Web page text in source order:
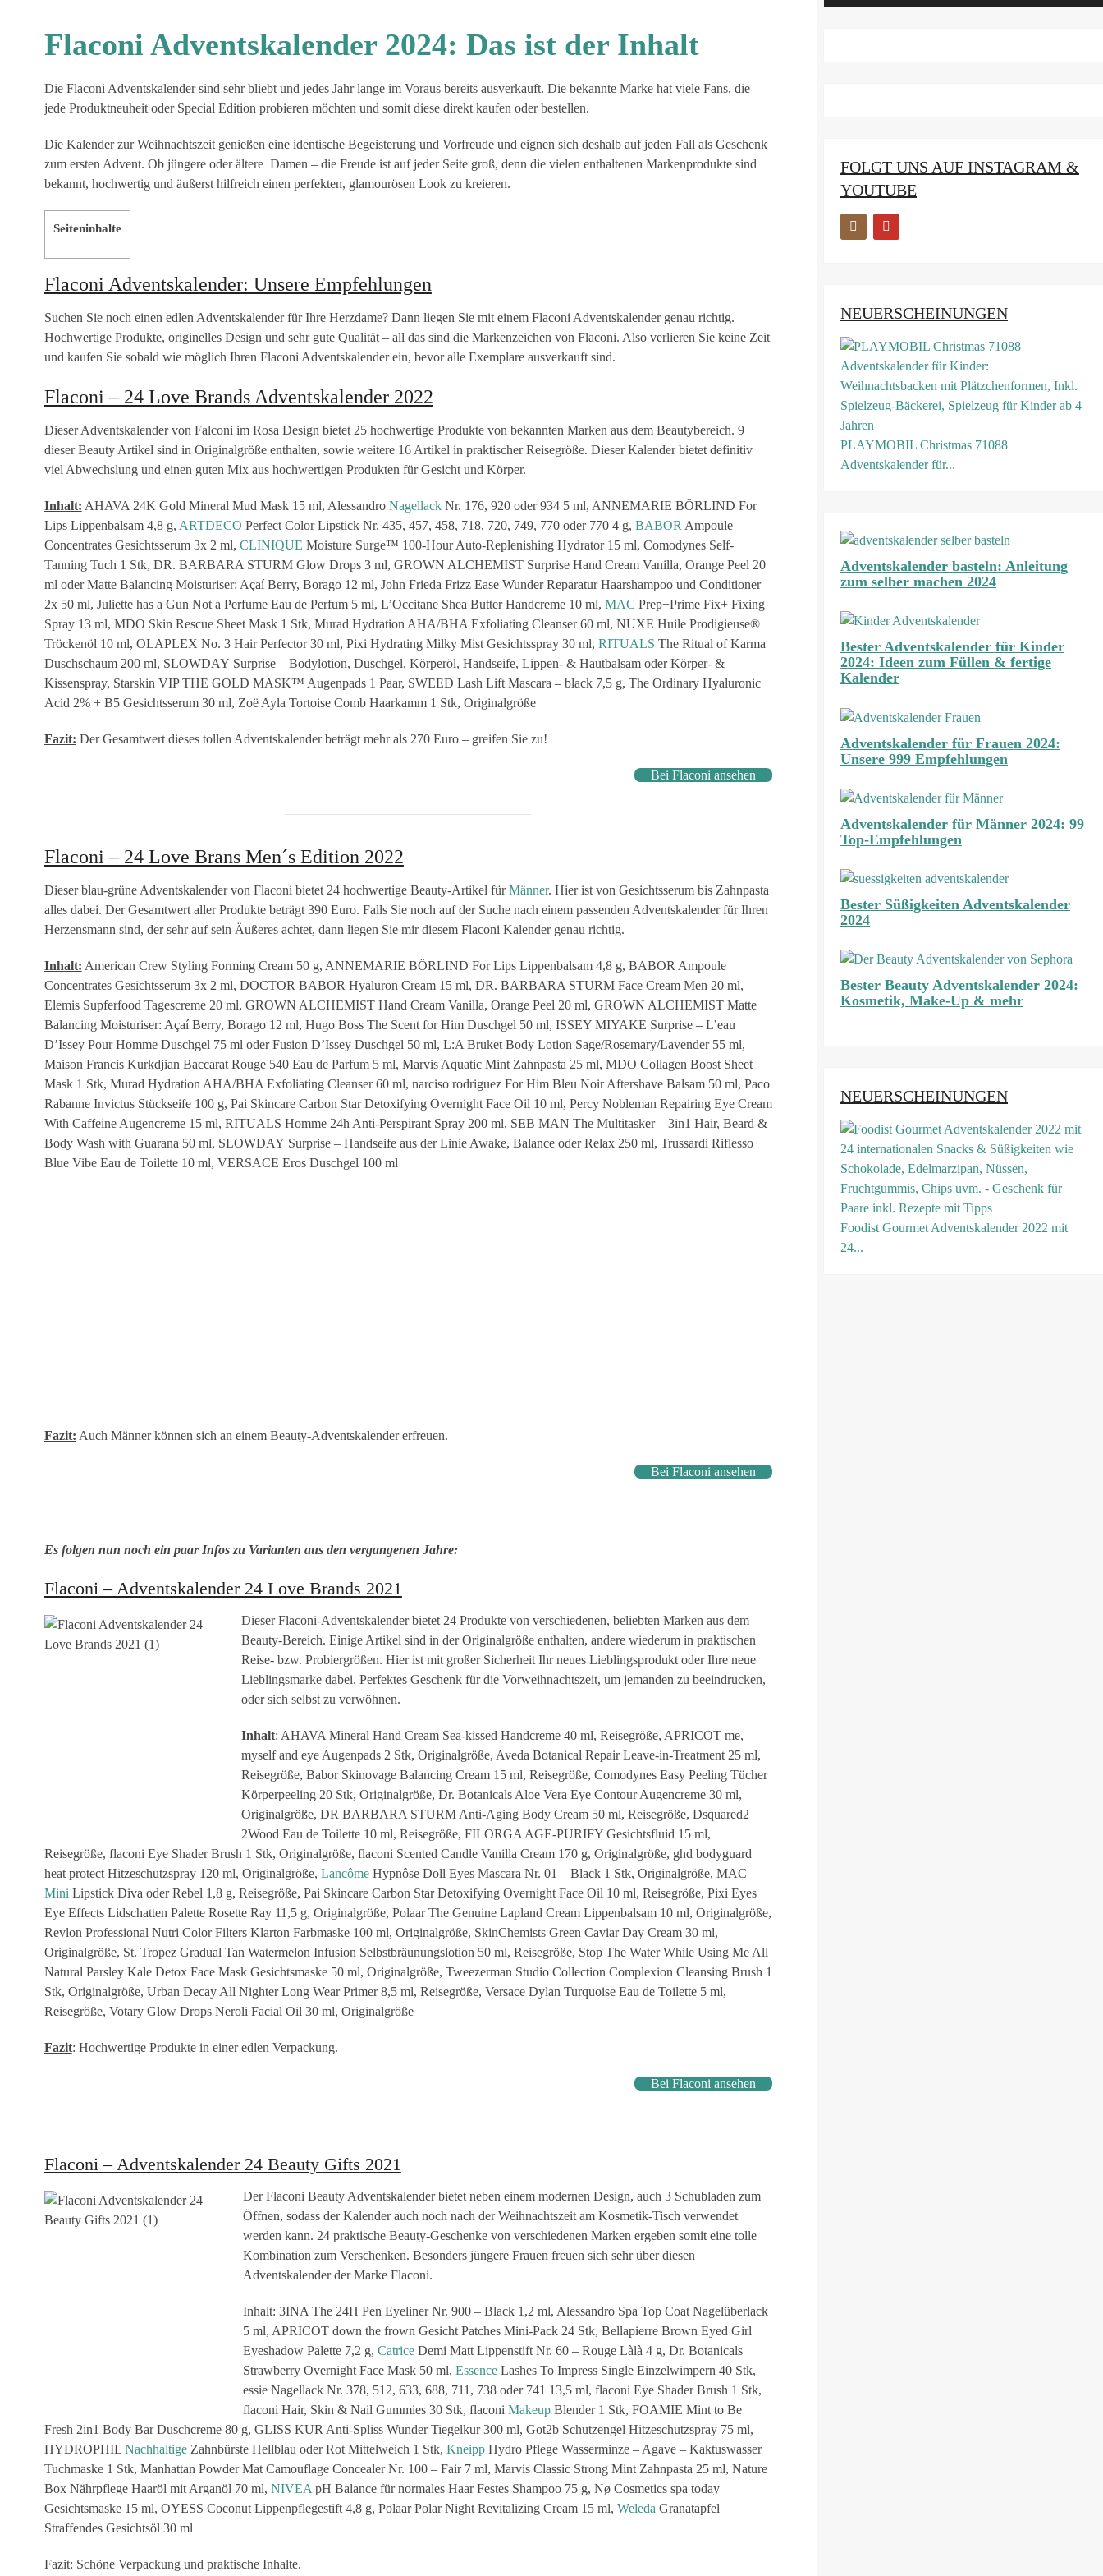
Flaconi Adventskalender 2024: Das ist der Inhalt
Die Flaconi Adventskalender sind sehr bliebt und jedes Jahr lange im Voraus bereits ausverkauft. Die bekannte Marke hat viele Fans, die
jede Produktneuheit oder Special Edition probieren möchten und somit diese direkt kaufen oder bestellen.
Die Kalender zur Weihnachtszeit genießen eine identische Begeisterung und Vorfreude und eignen sich deshalb auf jeden Fall als Geschenk
zum ersten Advent. Ob jüngere oder ältere Damen – die Freude ist auf jeder Seite groß, denn die vielen enthaltenen Markenprodukte sind
bekannt, hochwertig und äußerst hilfreich einen perfekten, glamourösen Look zu kreieren.
Seiteninhalte
Flaconi Adventskalender: Unsere Empfehlungen
Suchen Sie noch einen edlen Adventskalender für Ihre Herzdame? Dann liegen Sie mit einem Flaconi Adventskalender genau richtig.
Hochwertige Produkte, originelles Design und sehr gute Qualität – all das sind die Markenzeichen von Flaconi. Also verlieren Sie keine Zeit
und kaufen Sie sobald wie möglich Ihren Flaconi Adventskalender ein, bevor alle Exemplare ausverkauft sind.
Flaconi – 24 Love Brands Adventskalender 2022
Dieser Adventskalender von Falconi im Rosa Design bietet 25 hochwertige Produkte von bekannten Marken aus dem Beautybereich. 9
dieser Beauty Artikel sind in Originalgröße enthalten, sowie weitere 16 Artikel in praktischer Reisegröße. Dieser Kalender bietet definitiv
viel Abwechslung und einen guten Mix aus hochwertigen Produkten für Gesicht und Körper.
Inhalt: AHAVA 24K Gold Mineral Mud Mask 15 ml, Alessandro NagellackNr. 176, 920 oder 934 5 ml, ANNEMARIE BÖRLIND For
Lips Lippenbalsam 4,8 g, ARTDECO Perfect Color Lipstick Nr. 435, 457, 458, 718, 720, 749, 770 oder 770 4 g, BABOR Ampoule
Concentrates Gesichtsserum 3x 2 ml, CLINIQUE Moisture Surge™ 100-Hour Auto-Replenishing Hydrator 15 ml, Comodynes Self-
Tanning Tuch 1 Stk, DR. BARBARA STURM Glow Drops 3 ml, GROWN ALCHEMIST Surprise Hand Cream Vanilla, Orange Peel 20
ml oder Matte Balancing Moisturiser: Açaí Berry, Borago 12 ml, John Frieda Frizz Ease Wunder Reparatur Haarshampoo und Conditioner
2x 50 ml, Juliette has a Gun Not a Perfume Eau de Perfum 5 ml, L’Occitane Shea Butter Handcreme 10 ml, MAC Prep+Prime Fix+ Fixing
Spray 13 ml, MDO Skin Rescue Sheet Mask 1 Stk, Murad Hydration AHA/BHA Exfoliating Cleanser 60 ml, NUXE Huile Prodigieuse®
Tröckenöl 10 ml, OLAPLEX No. 3 Hair Perfector 30 ml, Pixi Hydrating Milky Mist Gesichtsspray 30 ml, RITUALS The Ritual of Karma
Duschschaum 200 ml, SLOWDAY Surprise – Bodylotion, Duschgel, Körperöl, Handseife, Lippen- & Hautbalsam oder Körper- &
Kissenspray, Starskin VIP THE GOLD MASK™ Augenpads 1 Paar, SWEED Lash Lift Mascara – black 7,5 g, The Ordinary Hyaluronic
Acid 2% + B5 Gesichtsserum 30 ml, Zoë Ayla Tortoise Comb Haarkamm 1 Stk, Originalgröße
Fazit: Der Gesamtwert dieses tollen Adventskalender beträgt mehr als 270 Euro – greifen Sie zu!
Bei Flaconi ansehen
Flaconi – 24 Love Brans Men´s Edition 2022
Dieser blau-grüne Adventskalender von Flaconi bietet 24 hochwertige Beauty-Artikel fürMänner. Hier ist von Gesichtsserum bis Zahnpasta
alles dabei. Der Gesamtwert aller Produkte beträgt 390 Euro. Falls Sie noch auf der Suche nach einem passenden Adventskalender für Ihren
Herzensmann sind, der sehr auf sein Äußeres achtet, dann liegen Sie mir diesem Flaconi Kalender genau richtig.
Inhalt: American Crew Styling Forming Cream 50 g, ANNEMARIE BÖRLIND For Lips Lippenbalsam 4,8 g, BABOR Ampoule
Concentrates Gesichtsserum 3x 2 ml, DOCTOR BABOR Hyaluron Cream 15 ml, DR. BARBARA STURM Face Cream Men 20 ml,
Elemis Supferfood Tagescreme 20 ml, GROWN ALCHEMIST Hand Cream Vanilla, Orange Peel 20 ml, GROWN ALCHEMIST Matte
Balancing Moisturiser: Açaí Berry, Borago 12 ml, Hugo Boss The Scent for Him Duschgel 50 ml, ISSEY MIYAKE Surprise – L’eau
D’Issey Pour Homme Duschgel 75 ml oder Fusion D’Issey Duschgel 50 ml, L:A Bruket Body Lotion Sage/Rosemary/Lavender 55 ml,
Maison Francis Kurkdjian Baccarat Rouge 540 Eau de Parfum 5 ml, Marvis Aquatic Mint Zahnpasta 25 ml, MDO Collagen Boost Sheet
Mask 1 Stk, Murad Hydration AHA/BHA Exfoliating Cleanser 60 ml, narciso rodriguez For Him Bleu Noir Aftershave Balsam 50 ml, Paco
Rabanne Invictus Stückseife 100 g, Pai Skincare Carbon Star Detoxifying Overnight Face Oil 10 ml, Percy Nobleman Repairing Eye Cream
With Caffeine Augencreme 15 ml, RITUALS Homme 24h Anti-Perspirant Spray 200 ml, SEB MAN The Multitasker – 3in1 Hair, Beard &
Body Wash with Guarana 50 ml, SLOWDAY Surprise – Handseife aus der Linie Awake, Balance oder Relax 250 ml, Trussardi Riflesso
Blue Vibe Eau de Toilette 10 ml, VERSACE Eros Duschgel 100 ml
Fazit: Auch Männer können sich an einem Beauty-Adventskalender erfreuen.
Bei Flaconi ansehen
Es folgen nun noch ein paar Infos zu Varianten aus den vergangenen Jahre:
Flaconi – Adventskalender 24 Love Brands 2021
Dieser Flaconi-Adventskalender bietet 24 Produkte von verschiedenen, beliebten Marken aus dem
Beauty-Bereich. Einige Artikel sind in der Originalgröße enthalten, andere wiederum in praktischen
Reise- bzw. Probiergrößen. Hier ist mit großer Sicherheit Ihr neues Lieblingsprodukt oder Ihre neue
Lieblingsmarke dabei. Perfektes Geschenk für die Vorweihnachtszeit, um jemanden zu beeindrucken,
oder sich selbst zu verwöhnen.
Inhalt: AHAVA Mineral Hand Cream Sea-kissed Handcreme 40 ml, Reisegröße, APRICOT me,
myself and eye Augenpads 2 Stk, Originalgröße, Aveda Botanical Repair Leave-in-Treatment 25 ml,
Reisegröße, Babor Skinovage Balancing Cream 15 ml, Reisegröße, Comodynes Easy Peeling Tücher
Körperpeeling 20 Stk, Originalgröße, Dr. Botanicals Aloe Vera Eye Contour Augencreme 30 ml,
Originalgröße, DR BARBARA STURM Anti-Aging Body Cream 50 ml, Reisegröße, Dsquared2
2Wood Eau de Toilette 10 ml, Reisegröße, FILORGA AGE-PURIFY Gesichtsfluid 15 ml,
Reisegröße, flaconi Eye Shader Brush 1 Stk, Originalgröße, flaconi Scented Candle Vanilla Cream 170 g, Originalgröße, ghd bodyguard
heat protect Hitzeschutzspray 120 ml, Originalgröße, LancômeHypnôse Doll Eyes Mascara Nr. 01 – Black 1 Stk, Originalgröße, MAC
Mini Lipstick Diva oder Rebel 1,8 g, Reisegröße, Pai Skincare Carbon Star Detoxifying Overnight Face Oil 10 ml, Reisegröße, Pixi Eyes
Eye Effects Lidschatten Palette Rosette Ray 11,5 g, Originalgröße, Polaar The Genuine Lapland Cream Lippenbalsam 10 ml, Originalgröße,
Revlon Professional Nutri Color Filters Klarton Farbmaske 100 ml, Originalgröße, SkinChemists Green Caviar Day Cream 30 ml,
Originalgröße, St. Tropez Gradual Tan Watermelon Infusion Selbstbräunungslotion 50 ml, Reisegröße, Stop The Water While Using Me All
Natural Parsley Kale Detox Face Mask Gesichtsmaske 50 ml, Originalgröße, Tweezerman Studio Collection Complexion Cleansing Brush 1
Stk, Originalgröße, Urban Decay All Nighter Long Wear Primer 8,5 ml, Reisegröße, Versace Dylan Turquoise Eau de Toilette 5 ml,
Reisegröße, Votary Glow Drops Neroli Facial Oil 30 ml, Originalgröße
Fazit: Hochwertige Produkte in einer edlen Verpackung.
Bei Flaconi ansehen
Flaconi – Adventskalender 24 Beauty Gifts 2021
Der Flaconi Beauty Adventskalender bietet neben einem modernen Design, auch 3 Schubladen zum
Öffnen, sodass der Kalender auch noch nach der Weihnachtszeit am Kosmetik-Tisch verwendet
werden kann. 24 praktische Beauty-Geschenke von verschiedenen Marken ergeben somit eine tolle
Kombination zum Verschenken. Besonders jüngere Frauen freuen sich sehr über diesen
Adventskalender der Marke Flaconi.
Inhalt: 3INA The 24H Pen Eyeliner Nr. 900 – Black 1,2 ml, Alessandro Spa Top Coat Nagelüberlack
5 ml, APRICOT down the frown Gesicht Patches Mini-Pack 24 Stk, Bellapierre Brown Eyed Girl
Eyeshadow Palette 7,2 g, CatriceDemi Matt Lippenstift Nr. 60 – Rouge Làlà 4 g, Dr. Botanicals
Strawberry Overnight Face Mask 50 ml, EssenceLashes To Impress Single Einzelwimpern 40 Stk,
essie Nagellack Nr. 378, 512, 633, 688, 711, 738 oder 741 13,5 ml, flaconi Eye Shader Brush 1 Stk,
flaconi Hair, Skin & Nail Gummies 30 Stk, flaconi MakeupBlender 1 Stk, FOAMIE Mint to Be
Fresh 2in1 Body Bar Duschcreme 80 g, GLISS KUR Anti-Spliss Wunder Tiegelkur 300 ml, Got2b Schutzengel Hitzeschutzspray 75 ml,
HYDROPHIL NachhaltigeZahnbürste Hellblau oder Rot Mittelweich 1 Stk, KneippHydro Pflege Wasserminze – Agave – Kaktuswasser
Tuchmaske 1 Stk, Manhattan Powder Mat Camouflage Concealer Nr. 100 – Fair 7 ml, Marvis Classic Strong Mint Zahnpasta 25 ml, Nature
Box Nährpflege Haaröl mit Arganöl 70 ml, NIVEA pH Balance für normales Haar Festes Shampoo 75 g, Nø Cosmetics spa today
Gesichtsmaske 15 ml, OYESS Coconut Lippenpflegestift 4,8 g, Polaar Polar Night Revitalizing Cream 15 ml, Weleda Granatapfel
Straffendes Gesichtsöl 30 ml
Fazit: Schöne Verpackung und praktische Inhalte.
FOLGT UNS AUF INSTAGRAM &
YOUTUBE
NEUERSCHEINUNGEN
PLAYMOBIL Christmas 71088
Adventskalender für...
Adventskalender basteln: Anleitung
zum selber machen 2024
Bester Adventskalender für Kinder
2024: Ideen zum Füllen & fertige
Kalender
Adventskalender für Frauen 2024:
Unsere 999 Empfehlungen
Adventskalender für Männer 2024: 99
Top-Empfehlungen
Bester Süßigkeiten Adventskalender
2024
Bester Beauty Adventskalender 2024:
Kosmetik, Make-Up & mehr
NEUERSCHEINUNGEN
Foodist Gourmet Adventskalender 2022 mit
24...